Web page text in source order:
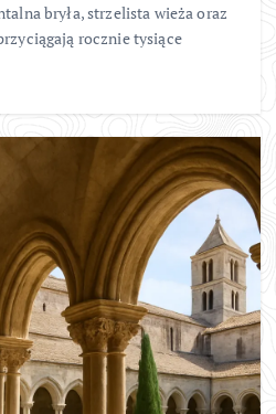
bryła, strzelista wieża oraz
rocznie tysiące